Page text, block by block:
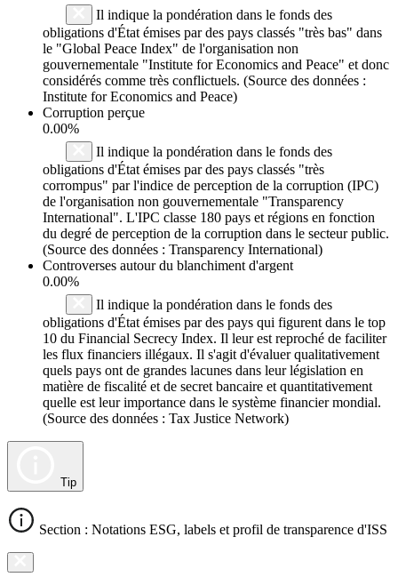
Il indique la pondération dans le fonds des
obligations d'État émises par des pays classés "très bas" dans
le "Global Peace Index" de l'organisation non
gouvernementale "Institute for Economics and Peace" et donc
considérés comme très conflictuels. (Source des données :
Institute for Economics and Peace)
Corruption perçue
0.00%
Il indique la pondération dans le fonds des
obligations d'État émises par des pays classés "très
corrompus" par l'indice de perception de la corruption (IPC)
de l'organisation non gouvernementale "Transparency
International". L'IPC classe 180 pays et régions en fonction
du degré de perception de la corruption dans le secteur public.
(Source des données : Transparency International)
Controverses autour du blanchiment d'argent
0.00%
Il indique la pondération dans le fonds des
obligations d'État émises par des pays qui figurent dans le top
10 du Financial Secrecy Index. Il leur est reproché de faciliter
les flux financiers illégaux. Il s'agit d'évaluer qualitativement
quels pays ont de grandes lacunes dans leur législation en
matière de fiscalité et de secret bancaire et quantitativement
quelle est leur importance dans le système financier mondial.
(Source des données : Tax Justice Network)
Tip
Section : Notations ESG, labels et profil de transparence d'ISS